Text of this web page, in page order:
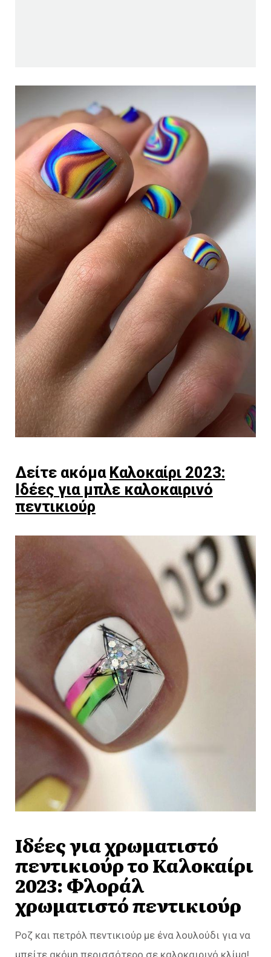
Δείτε ακόμα Καλοκαίρι 2023:
Ιδέες για μπλε καλοκαιρινό
πεντικιούρ
Ιδέες για χρωματιστό
πεντικιούρ το Καλοκαίρι
2023: Φλοράλ
χρωματιστό πεντικιούρ
Ροζ και πετρόλ πεντικιούρ με ένα λουλούδι για να
μπείτε ακόμη περισσότερο σε καλοκαιρινό κλίμα!